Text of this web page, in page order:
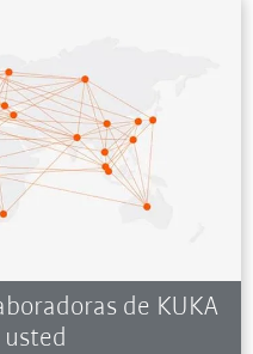
de KUKA